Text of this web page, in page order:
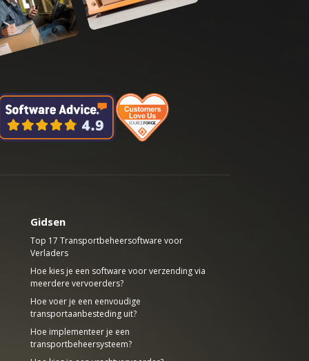
Gidsen
Top 17 Transportbeheersoftware voor
Verladers
Hoe kies je een software voor verzending via
meerdere vervoerders?
Hoe voer je een eenvoudige
transportaanbesteding uit?
Hoe implementeer je een
transportbeheersysteem?